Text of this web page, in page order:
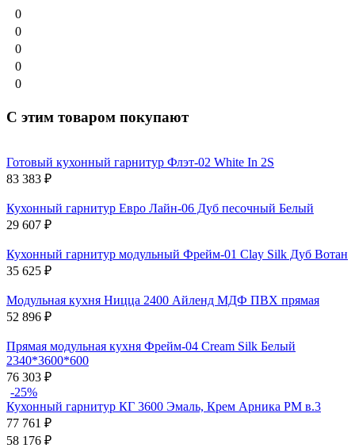
0
0
0
0
0
С этим товаром покупают
Готовый кухонный гарнитур Флэт-02 White In 2S
83 383 ₽
Кухонный гарнитур Евро Лайн-06 Дуб песочный Белый
29 607 ₽
Кухонный гарнитур модульный Фрейм-01 Clay Silk Дуб Вотан
35 625 ₽
Модульная кухня Ницца 2400 Айленд МДФ ПВХ прямая
52 896 ₽
Прямая модульная кухня Фрейм-04 Cream Silk Белый
2340*3600*600
76 303 ₽
-25%
Кухонный гарнитур КГ 3600 Эмаль, Крем Арника РМ в.3
77 761 ₽
58 176 ₽